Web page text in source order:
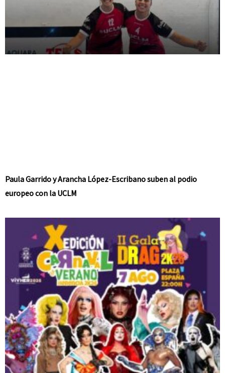
Paula Garrido y Arancha López-Escribano suben al podio
europeo con la UCLM